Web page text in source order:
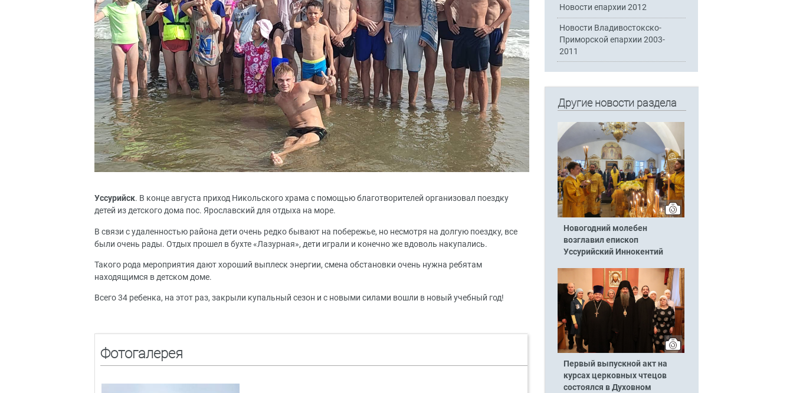
Уссурийск. В конце августа приход Никольского храма с помощью благотворителей организовал поездку
детей из детского дома пос. Ярославский для отдыха на море.
В связи с удаленностью района дети очень редко бывают на побережье, но несмотря на долгую поездку, все
были очень рады. Отдых прошел в бухте «Лазурная», дети играли и конечно же вдоволь накупались.
Такого рода мероприятия дают хороший выплеск энергии, смена обстановки очень нужна ребятам
находящимся в детском доме.
Всего 34 ребенка, на этот раз, закрыли купальный сезон и с новыми силами вошли в новый учебный год!
Фотогалерея
Новости епархии 2012
Новости Владивостокско-
Приморской епархии 2003-
2011
Другие новости раздела
Новогодний молебен
возглавил епископ
Уссурийский Иннокентий
Первый выпускной акт на
курсах церковных чтецов
состоялся в Духовном